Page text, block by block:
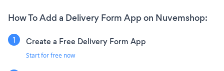
How To Add a Delivery Form App on Nuvemshop:
Create a Free Delivery Form App
Start for free now